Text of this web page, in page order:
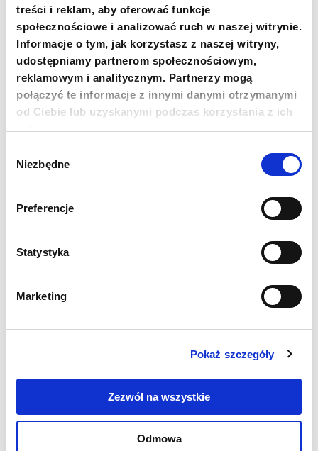
treści i reklam, aby oferować funkcje
społecznościowe i analizować ruch w naszej witrynie.
Informacje o tym, jak korzystasz z naszej witryny,
udostępniamy partnerom społecznościowym,
reklamowym i analitycznym. Partnerzy mogą
połączyć te informacje z innymi danymi otrzymanymi
od Ciebie lub uzyskanymi podczas korzystania z ich
usług.
zgody
Niezbędne
Preferencje
Statystyka
Marketing
Pokaż szczegóły
Zezwól na wszystkie
Odmowa
+48 22 833 60 22
MEDIA@PCPM.ORG.PL
18 1140 1010 0000 5228 6800 1001
newslettera. Informacje o nowościach, naszych planach,